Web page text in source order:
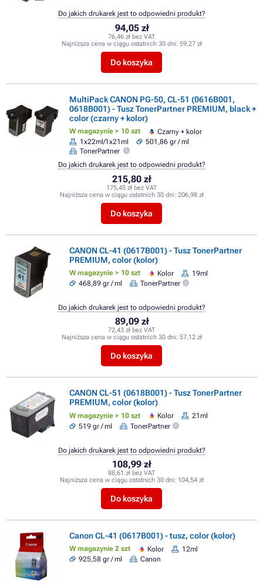
94,05 zł
76,46 zł bez VAT
Najniższa cena w ciągu ostatnich 30 dni: 59,27 zł
Do koszyka
Do jakich drukarek jest to odpowiedni produkt?
MultiPack CANON PG-50, CL-51 (0616B001,
0618B001) - Tusz TonerPartner PREMIUM, black +
color (czarny + kolor)
W magazynie > 10 szt
Czarny + kolor
1x22ml/1x21ml
501,86 gr / ml
TonerPartner
215,80 zł
175,45 zł bez VAT
Najniższa cena w ciągu ostatnich 30 dni: 206,98 zł
Do koszyka
Do jakich drukarek jest to odpowiedni produkt?
CANON CL-41 (0617B001) - Tusz TonerPartner
PREMIUM, color (kolor)
W magazynie > 10 szt Kolor
19ml
468,89 gr / ml
TonerPartner
89,09 zł
72,43 zł bez VAT
Najniższa cena w ciągu ostatnich 30 dni: 57,12 zł
Do koszyka
Do jakich drukarek jest to odpowiedni produkt?
CANON CL-51 (0618B001) - Tusz TonerPartner
PREMIUM, color (kolor)
W magazynie > 10 szt Kolor
21ml
519 gr / ml
TonerPartner
108,99 zł
88,61 zł bez VAT
Najniższa cena w ciągu ostatnich 30 dni: 104,54 zł
Do koszyka
Do jakich drukarek jest to odpowiedni produkt?
Canon CL-41 (0617B001) - tusz, color (kolor)
W magazynie 2 szt Kolor
12ml
925,58 gr / ml
Canon